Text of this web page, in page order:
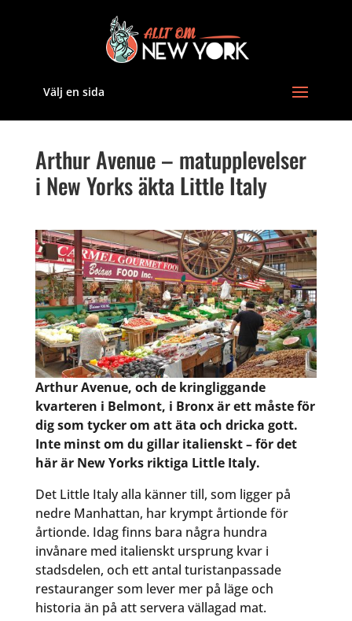
Välj en sida
Arthur Avenue – matupplevelser
i New Yorks äkta Little Italy
Arthur Avenue, och de kringliggande
kvarteren i Belmont, i Bronx är ett måste för
dig som tycker om att äta och dricka gott.
Inte minst om du gillar italienskt – för det
här är New Yorks riktiga Little Italy.
Det Little Italy alla känner till, som ligger på
nedre Manhattan, har krympt årtionde för
årtionde. Idag finns bara några hundra
invånare med italienskt ursprung kvar i
stadsdelen, och ett antal turistanpassade
restauranger som lever mer på läge och
historia än på att servera vällagad mat.